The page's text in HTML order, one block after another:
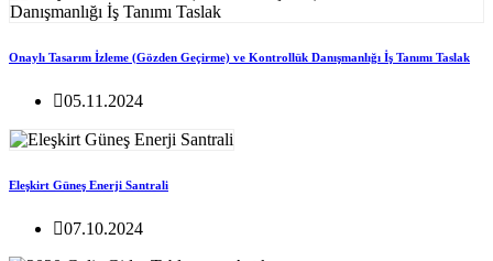
Onaylı Tasarım İzleme (Gözden Geçirme) ve Kontrollük Danışmanlığı İş Tanımı Taslak
05.11.2024
Eleşkirt Güneş Enerji Santrali
07.10.2024